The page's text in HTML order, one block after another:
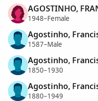
AGOSTINHO,
1948–Female
Agostinho,
1587–Male
Agostinho,
1850–1930
Agostinho,
1880–1949